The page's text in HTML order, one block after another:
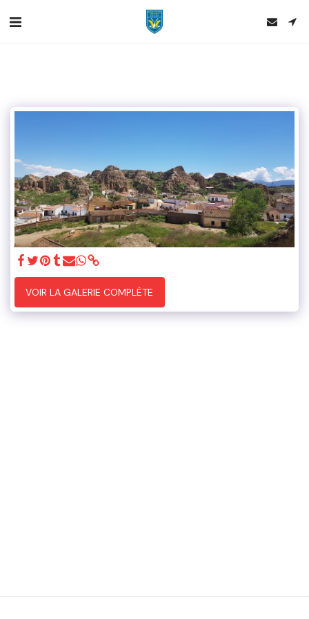
VOIR LA GALERIE COMPLÈTE